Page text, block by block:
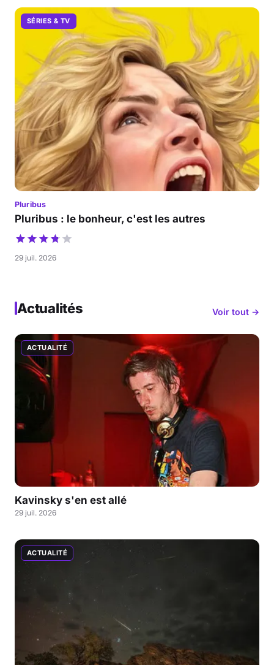
SÉRIES & TV
Pluribus
Pluribus : le bonheur, c'est les autres
29 juil. 2026
Actualités Voir tout →
ACTUALITÉ
Kavinsky s'en est allé
29 juil. 2026
ACTUALITÉ